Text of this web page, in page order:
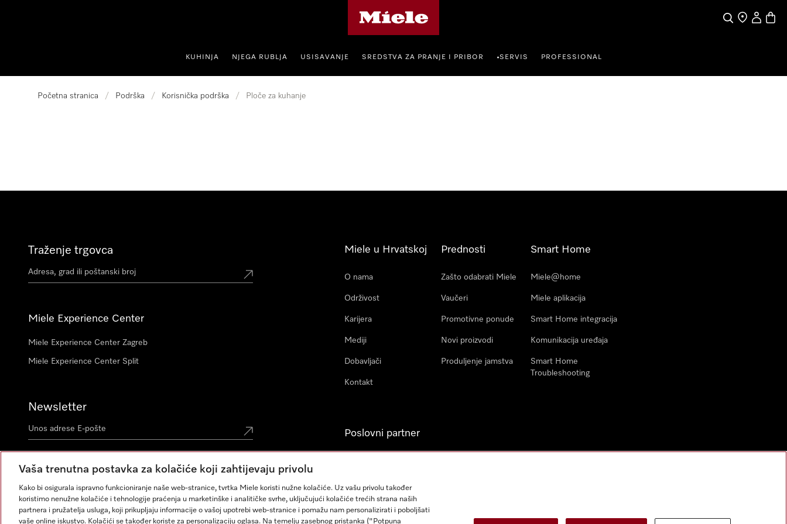
PretragaTraženjeKorisnički
KUHINJA NJEGA RUBLJA USISAVANJE SREDSTVA ZA PRANJE I PRIBOR •SERVIS PROFESSIONAL
Početna stranica / Podrška / Korisnička podrška / Ploče za kuhanje
Traženje trgovca
Miele Experience Center
Miele Experience Center Zagreb
Miele Experience Center Split
Newsletter
Miele u Hrvatskoj
O nama
Održivost
Karijera
Mediji
Dobavljači
Kontakt
Prednosti
Zašto odabrati Miele
Vaučeri
Promotivne ponude
Novi proizvodi
Produljenje jamstva
Smart Home
Miele@home
Miele aplikacija
Smart Home integracija
Komunikacija uređaja
Smart Home
Troubleshooting
Poslovni partner
građevinskih radova
Vaša trenutna postavka za kolačiće koji zahtijevaju privolu
Kako bi osigurala ispravno funkcioniranje naše web-stranice, tvrtka Miele koristi nužne kolačiće. Uz vašu privolu također
koristimo nenužne kolačiće i tehnologije praćenja u marketinške i analitičke svrhe, uključujući kolačiće trećih strana naših
partnera i pružatelja usluga, koji prikupljaju informacije o vašoj upotrebi web-stranice i pomažu nam personalizirati i poboljšati
vaše online iskustvo. Kolačići se također koriste za personalizaciju oglasa. Na temelju zasebnog pristanka ("Potpuna